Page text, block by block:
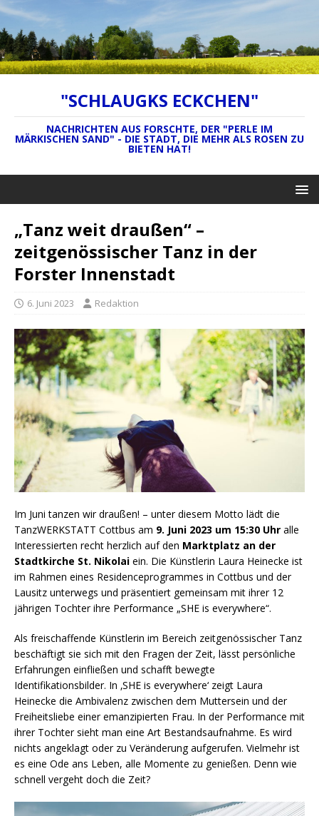
"SCHLAUGKS ECKCHEN"
NACHRICHTEN AUS FORSCHTE, DER "PERLE IM
MÄRKISCHEN SAND" - DIE STADT, DIE MEHR ALS ROSEN ZU
BIETEN HAT!
„Tanz weit draußen“ –
zeitgenössischer Tanz in der
Forster Innenstadt
6. Juni 2023 Redaktion
Im Juni tanzen wir draußen! – unter diesem Motto lädt die
TanzWERKSTATT Cottbus am 9. Juni 2023 um 15:30 Uhr alle
Interessierten recht herzlich auf den Marktplatz an der
Stadtkirche St. Nikolai ein. Die Künstlerin Laura Heinecke ist
im Rahmen eines Residenceprogrammes in Cottbus und der
Lausitz unterwegs und präsentiert gemeinsam mit ihrer 12
jährigen Tochter ihre Performance „SHE is everywhere“.
Als freischaffende Künstlerin im Bereich zeitgenössischer Tanz
beschäftigt sie sich mit den Fragen der Zeit, lässt persönliche
Erfahrungen einfließen und schafft bewegte
Identifikationsbilder. In ‚SHE is everywhere‘ zeigt Laura
Heinecke die Ambivalenz zwischen dem Muttersein und der
Freiheitsliebe einer emanzipierten Frau. In der Performance mit
ihrer Tochter sieht man eine Art Bestandsaufnahme. Es wird
nichts angeklagt oder zu Veränderung aufgerufen. Vielmehr ist
es eine Ode ans Leben, alle Momente zu genießen. Denn wie
schnell vergeht doch die Zeit?